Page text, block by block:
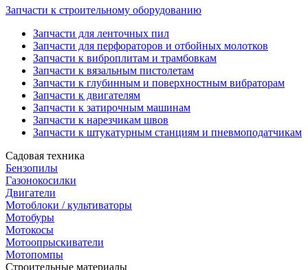
Запчасти к строительному оборудованию
Запчасти для ленточных пил
Запчасти для перфораторов и отбойных молотков
Запчасти к виброплитам и трамбовкам
Запчасти к вязальным пистолетам
Запчасти к глубинным и поверхностным вибраторам
Запчасти к двигателям
Запчасти к затирочным машинам
Запчасти к нарезчикам швов
Запчасти к штукатурным станциям и пневмоподатчикам
Садовая техника
Бензопилы
Газонокосилки
Двигатели
Мотоблоки / культиваторы
Мотобуры
Мотокосы
Мотоопрыскиватели
Мотопомпы
Строительные материалы